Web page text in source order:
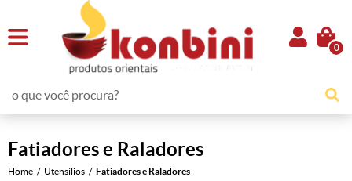
0
Fatiadores e Raladores
Home Utensílios Fatiadores e Raladores